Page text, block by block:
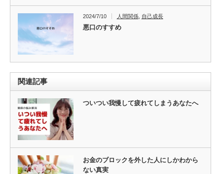
2024/7/10 人間関係, 自己成長
悪口のすすめ
関連記事
ついつい我慢して疲れてしまうあなたへ
お金のブロックを外した人にしかわから
ない真実